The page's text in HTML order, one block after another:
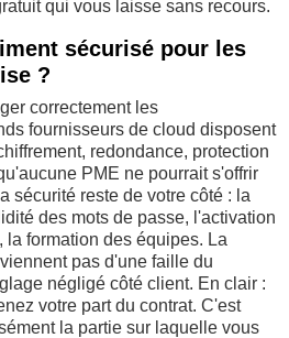
qui vous laisse sans recours.
sécurisé pour les
?
correctement les
fournisseurs de cloud disposent
redondance, protection
PME ne pourrait s'offrir
sécurité reste de votre côté : la
des mots de passe, l'activation
la formation des équipes. La
pas d'une faille du
négligé côté client. En clair :
votre part du contrat. C'est
la partie sur laquelle vous